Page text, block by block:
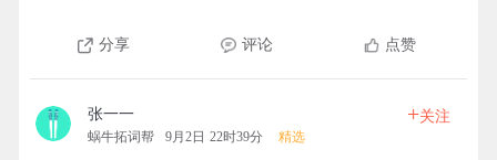
分享 评论 点赞
张一一
蜗牛拓词帮 9月2日 22时39分 精选
+关注